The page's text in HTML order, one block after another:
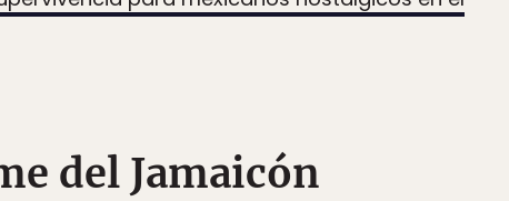
del Jamaicón